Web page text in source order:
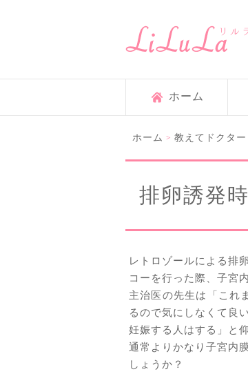
ホーム
ホーム > 教えてドクター
排卵誘発
レトロゾールによる排
コーを行った際、子宮
主治医の先生は「これ
るので気にしなくて良
妊娠する人はする」と
通常よりかなり子宮内
しょうか？